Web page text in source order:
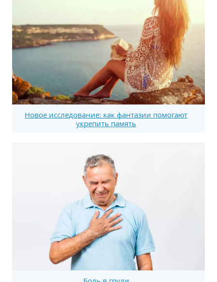
Новое исследование: как фантазии помогают
укрепить память